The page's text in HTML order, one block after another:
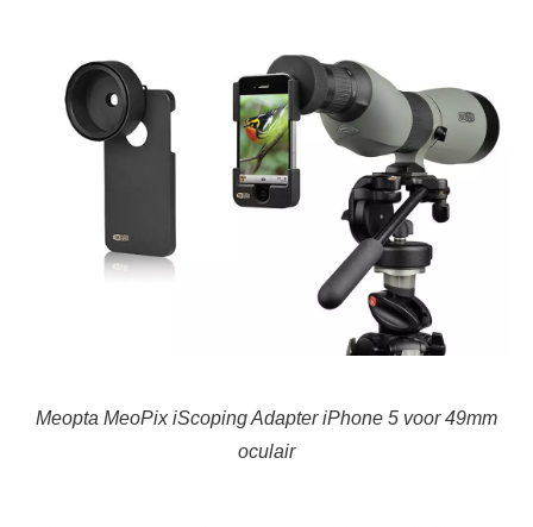
Meopta MeoPix iScoping Adapter iPhone 5 voor 49mm
oculair